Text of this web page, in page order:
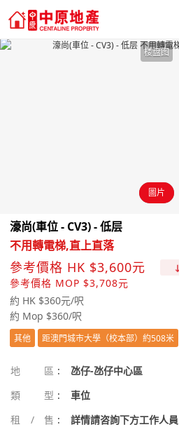
楼盘图
圖片
濠尚(車位 - CV3) - 低层
不用轉電梯,直上直落
參考價格 HK $3,600元
參考價格 MOP $3,708元
約 HK $360元/呎
約 Mop $360/呎
其他 距澳門城市大學（校本部）約508米
地區 :
氹仔-氹仔中心區
類型 :
車位
租/售 :
詳情請咨詢下方工作人員